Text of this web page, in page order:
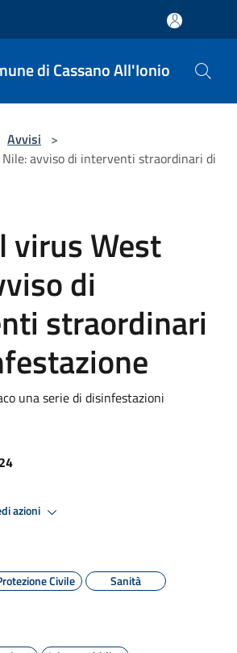
di Cassano All'Ionio
Avvisi >
avviso di interventi straordinari di
virus West
di
straordinari
una serie di disinfestazioni
azioni
Civile Sanità